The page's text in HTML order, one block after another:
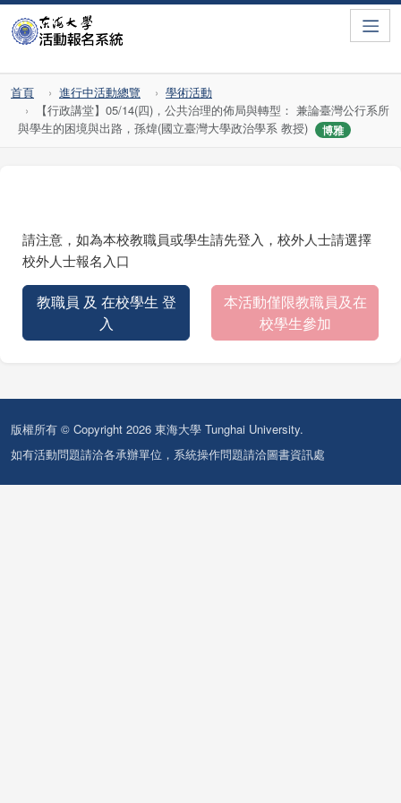
首頁 進行中活動總覽
學術活動
【行政講堂】05/14(四)，公共治理的佈局與轉型： 兼論臺灣公行系所
與學生的困境與出路，孫煒(國立臺灣大學政治學系 教授)
博雅
請注意，如為本校教職員或學生請先登入，校外人士請選擇
校外人士報名入口
教職員 及 在校學生 登
入
本活動僅限教職員及在
校學生參加
版權所有 © Copyright 2026 東海大學 Tunghai University.
如有活動問題請洽各承辦單位，系統操作問題請洽圖書資訊處